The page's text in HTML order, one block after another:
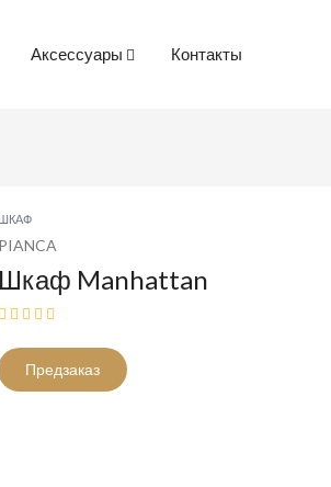
Аксессуары Контакты
ШКАФ
PIANCA
Шкаф Manhattan
Предзаказ